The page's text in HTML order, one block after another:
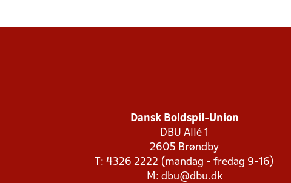
Dansk Boldspil-Union
DBU Allé 1
2605 Brøndby
T: 4326 2222 (mandag - fredag 9-16)
M: dbu@dbu.dk